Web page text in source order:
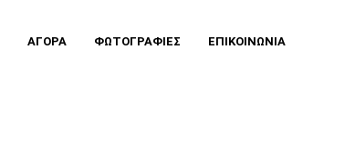
ΑΓΟΡΆ ΦΩΤΟΓΡΑΦΊΕΣ ΕΠΙΚΟΙΝΩΝΊΑ